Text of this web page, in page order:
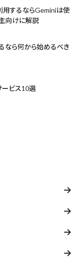
するならGeminiは使
向けに解説
なら何から始めるべき
ービス10選